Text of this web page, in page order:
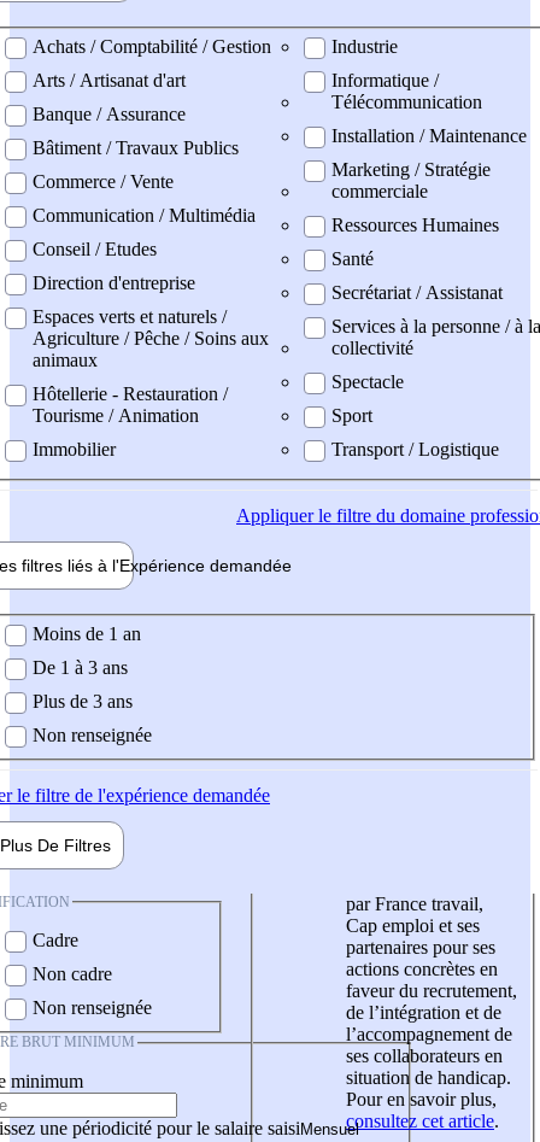
professionel
Achats / Comptabilité / Gestion
Arts / Artisanat d'art
Banque / Assurance
Bâtiment / Travaux Publics
Commerce / Vente
Communication / Multimédia
Conseil / Etudes
Direction d'entreprise
Espaces verts et naturels /
Agriculture / Pêche / Soins aux
animaux
Hôtellerie - Restauration /
Tourisme / Animation
Immobilier
Industrie
Informatique /
Télécommunication
Installation / Maintenance
Marketing / Stratégie
commerciale
Ressources Humaines
Santé
Secrétariat / Assistanat
Services à la personne / à la
collectivité
Spectacle
Sport
Transport / Logistique
Appliquerle filtre du domaine
filtres liés à l'Expérience demandée
demandée
Moins de 1 an
De 1 à 3 ans
Plus de 3 ans
Non renseignée
le filtre de l'expérience demandée
Plus De Filtres
Cadre
Non cadre
Non renseignée
BRUT MINIMUM
minimum
une périodicité pour le salaire saisi
par France travail,
Cap emploi et ses
partenaires pour ses
actions concrètes en
faveur du recrutement,
de l’intégration et de
l’accompagnement de
ses collaborateurs en
situation de handicap.
Pour en savoir plus,
consultez cet article.